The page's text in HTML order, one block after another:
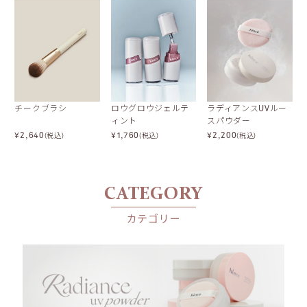
チークブラシ
¥2,640(税込)
ロウグロウジェルテ
ィント
¥1,760(税込)
ラディアンスUVルー
スパウダー
¥2,200(税込)
CATEGORY
カテゴリー